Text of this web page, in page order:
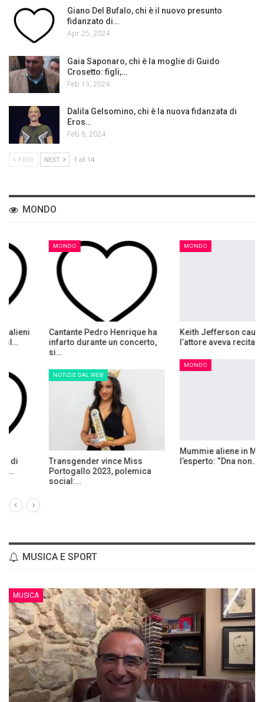
Giano Del Bufalo, chi è il nuovo presunto
fidanzato di…
Apr 25, 2024
Gaia Saponaro, chi è la moglie di Guido
Crosetto: figli,…
Feb 13, 2024
Dalila Gelsomino, chi è la nuova fidanzata di
Eros…
Feb 8, 2024
PREV NEXT 1 of 14
MONDO
MONDO
Keith Jefferson causa morte:
l’attore aveva recitato…
MONDO
Tessa, chi è la 25enne
allergica all’acqua: come si…
Mummie aliene in Messico,
l’esperto: “Dna non…
Attore Danny Masterson
condannato a 30 anni di
carcere per…
MUSICA E SPORT
MUSICA